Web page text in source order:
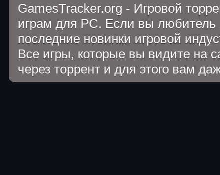
GamesTracker.org - Игровой
играм для PC. Если вы
последние новинки игровой
Все игры, которые вы видите на
через торрент и для этого вам